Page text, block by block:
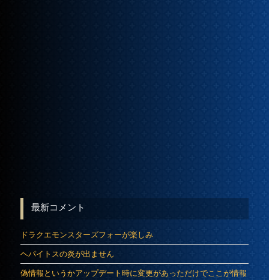
最新コメント
ドラクエモンスターズフォーが楽しみ
ヘパイトスの炎が出ません
偽情報というかアップデート時に変更があっただけでここが情報